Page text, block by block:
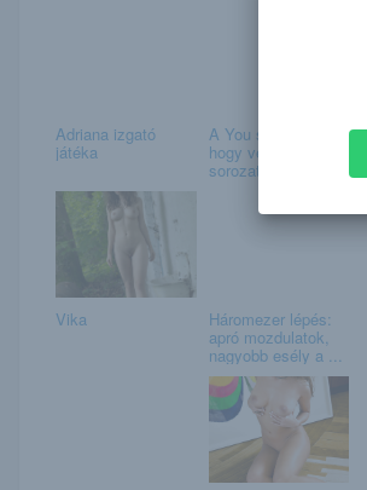
Adriana izgató
játéka
A You sztárja örül,
hogy vége a
sorozatnak
Vika Háromezer lépés:
apró mozdulatok,
nagyobb esély a ...